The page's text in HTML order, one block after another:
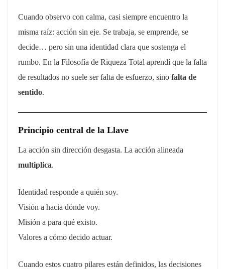
Cuando observo con calma, casi siempre encuentro la
misma raíz: acción sin eje. Se trabaja, se emprende, se
decide… pero sin una identidad clara que sostenga el
rumbo. En la Filosofía de Riqueza Total aprendí que la falta
de resultados no suele ser falta de esfuerzo, sino falta de
sentido.
Principio central de la Llave
La acción sin dirección desgasta. La acción alineada
multiplica.
Identidad responde a quién soy.
Visión a hacia dónde voy.
Misión a para qué existo.
Valores a cómo decido actuar.
Cuando estos cuatro pilares están definidos, las decisiones